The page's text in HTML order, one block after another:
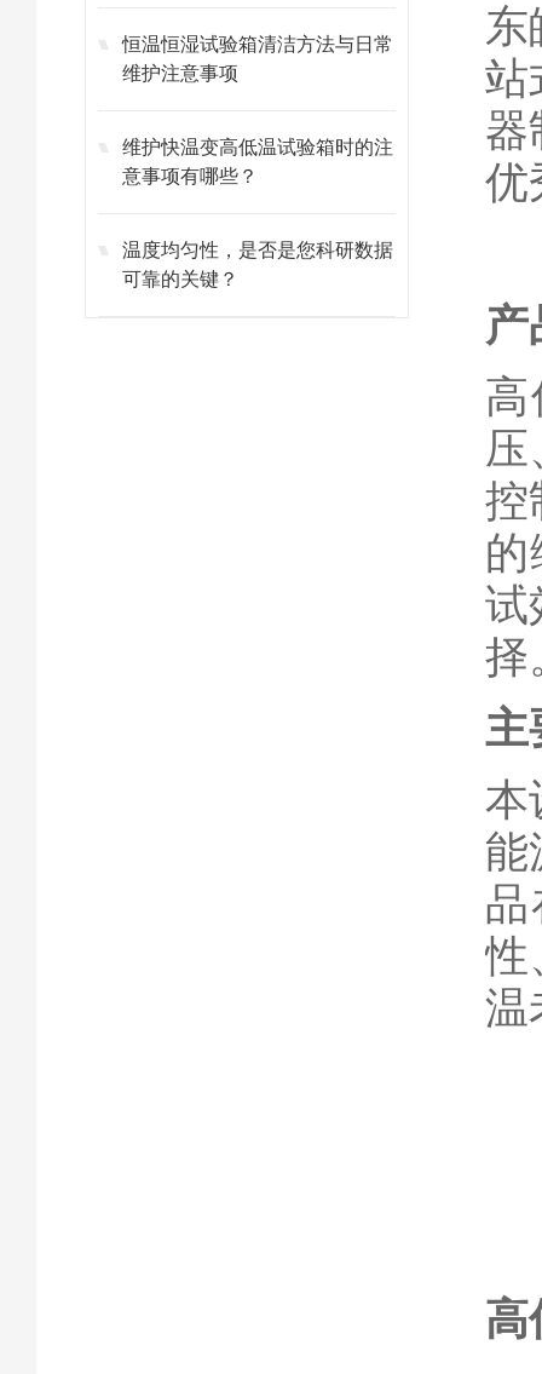
恒温恒湿试验箱清洁方法与日常
维护注意事项
维护快温变高低温试验箱时的注
意事项有哪些？
温度均匀性，是否是您科研数据
可靠的关键？
东
站
器
优
产
高
控
的
试
择
主
本
能
品
性
温
高